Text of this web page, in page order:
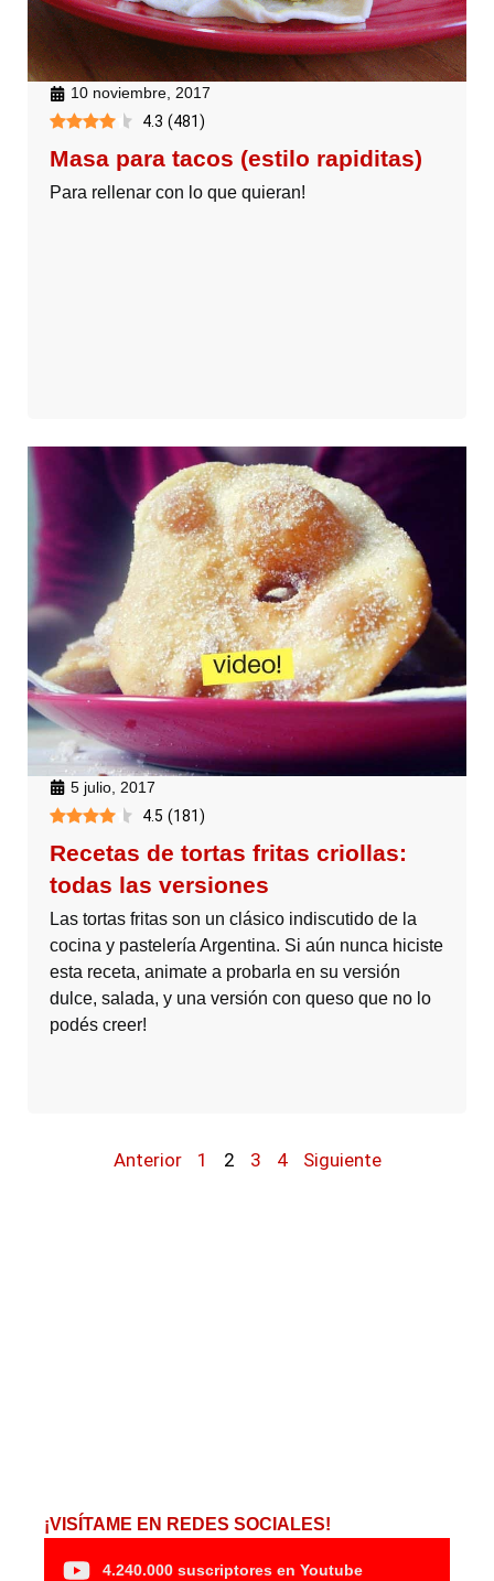
10 noviembre, 2017
4.3 (481)
Masa para tacos (estilo rapiditas)
Para rellenar con lo que quieran!
5 julio, 2017
4.5 (181)
Recetas de tortas fritas criollas:
todas las versiones
Las tortas fritas son un clásico indiscutido de la
cocina y pastelería Argentina. Si aún nunca hiciste
esta receta, animate a probarla en su versión
dulce, salada, y una versión con queso que no lo
podés creer!
Anterior 1 2 3 4 Siguiente
¡VISÍTAME EN REDES SOCIALES!
4.240.000 suscriptores en Youtube